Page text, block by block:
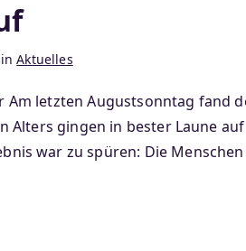
inAktuelles
letzten Augustsonntag fand
gingen in bester Laune
war zu spüren: Die